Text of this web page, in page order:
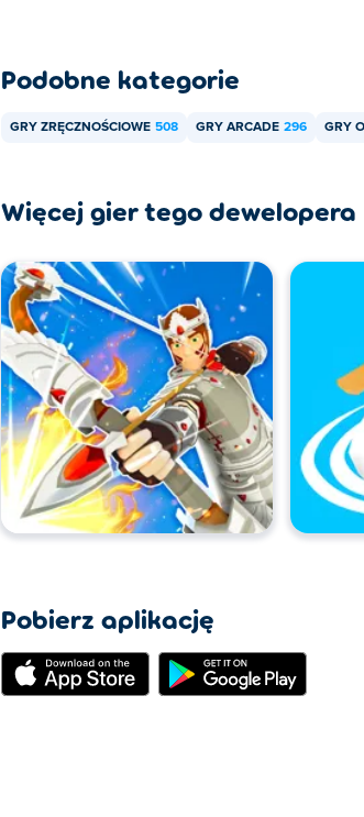
Podobne kategorie
GRY ZRĘCZNOŚCIOWE 508 GRY ARCADE 296 GRY
Więcej gier tego dewelopera
Pobierz aplikację